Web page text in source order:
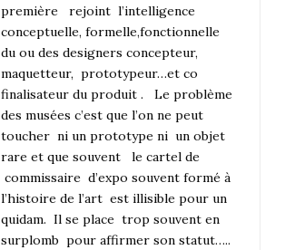
première rejoint l’intelligence
conceptuelle, formelle,fonctionnelle
du ou des designers concepteur,
maquetteur, prototypeur…et co
finalisateur du produit . Le problème
des musées c’est que l’on ne peut
toucher ni un prototype ni un objet
rare et que souvent le cartel de
commissaire d’expo souvent formé à
l’histoire de l’art est illisible pour un
quidam. Il se place trop souvent en
surplomb pour affirmer son statut…..